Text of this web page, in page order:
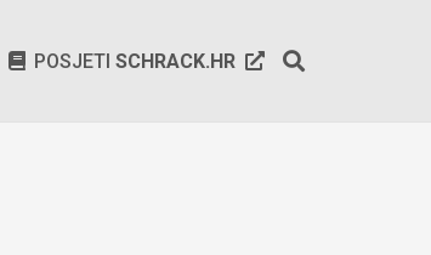
POSJETI SCHRACK.HR